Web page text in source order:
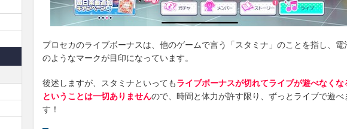
プロセカのライブボーナスは、他のゲームで言う「スタミナ」のことを指し、電
のようなマークが目印になっています。
後述しますが、スタミナといってもライブボーナスが切れてライブが遊べなくな
ということは一切ありませんので、時間と体力が許す限り、ずっとライブで遊べ
す！